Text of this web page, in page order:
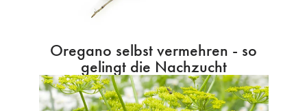
Oregano selbst vermehren - so
gelingt die Nachzucht